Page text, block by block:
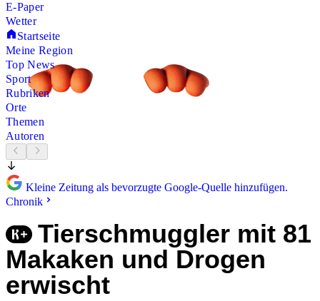
E-Paper
Wetter
Startseite
Meine Region
Top News
Sport
Rubriken
Orte
Themen
Autoren
Kleine Zeitung als bevorzugte Google-Quelle hinzufügen.
Chronik
Tierschmuggler mit 81
Makaken und Drogen
erwischt